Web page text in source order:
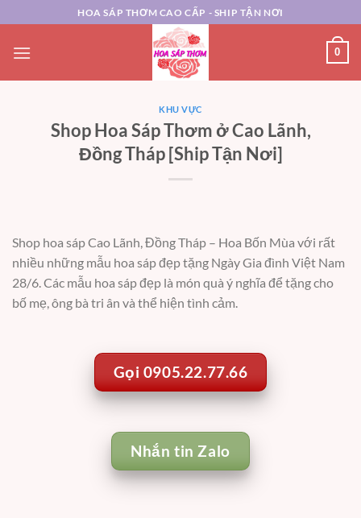
đến
nội
HOA SÁP THƠM CAO CẤP - SHIP TẬN NƠI
0
KHU VỰC
Shop Hoa Sáp Thơm ở Cao Lãnh,
Đồng Tháp [Ship Tận Nơi]
Shop hoa sáp Cao Lãnh, Đồng Tháp – Hoa Bốn Mùa với rất
nhiều những mẫu hoa sáp đẹp tặng Ngày Gia đình Việt Nam
28/6. Các mẫu hoa sáp đẹp là món quà ý nghĩa để tặng cho
bố mẹ, ông bà tri ân và thể hiện tình cảm.
Gọi 0905.22.77.66
Nhắn tin Zalo